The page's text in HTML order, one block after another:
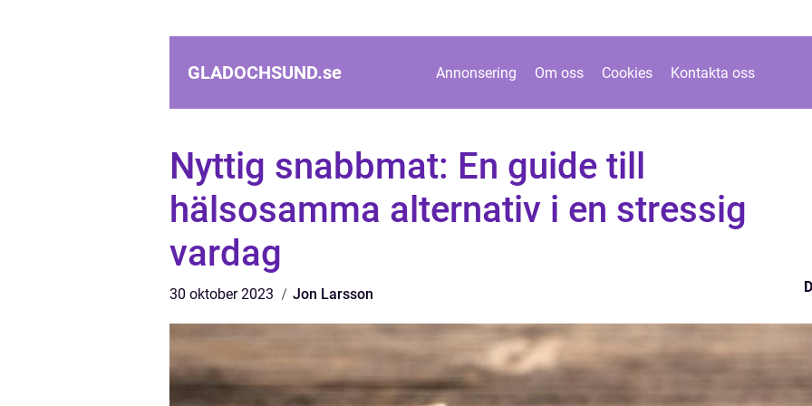
GLADOCHSUND.se Annonsering Om oss Cookies Kontakta oss
Nyttig snabbmat: En guide till
hälsosamma alternativ i en stressig
vardag
30 oktober 2023 Jon Larsson